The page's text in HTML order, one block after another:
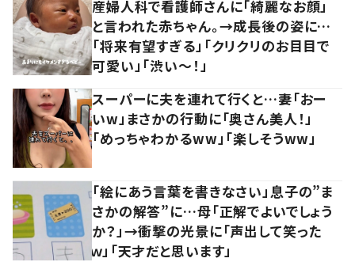
産婦人科で看護師さんに「綺麗なお顔」
と言われた赤ちゃん。→成長後の姿に…
「将来有望すぎる」「クリクリのお目目で
可愛い」「渋い～！」
スーパーに夫を連れて行くと…妻「おー
いw」まさかの行動に「奥さん美人！」
「めっちゃわかるww」「楽しそうww」
「絵にあう言葉を書きなさい」息子の”ま
さかの解答”に…母「正解でよいでしょう
か？」→衝撃の光景に「声出して笑った
ｗ」「天才だと思います」